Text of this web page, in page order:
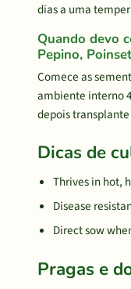
dias a uma
Quando devo
Pepino,
Comece as
ambiente interno
depois
Dicas de
Thrives in hot,
Disease
Direct sow
Pragas e